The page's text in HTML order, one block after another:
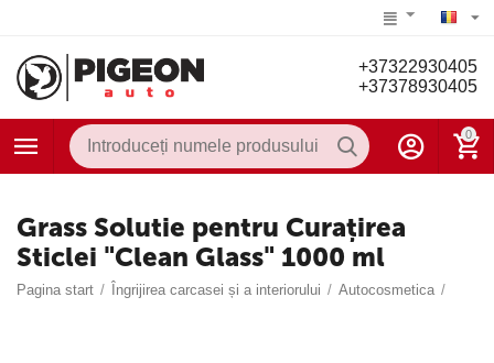
+37322930405
+37378930405
0
Grass Solutie pentru Curațirea
Sticlei "Clean Glass" 1000 ml
Pagina start / Îngrijirea carcasei și a interiorului / Autocosmetica /